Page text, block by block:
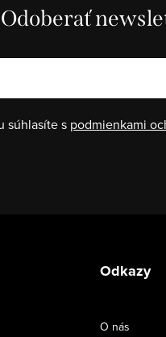
Odoberať
súhlasíte s podmienkami
Odkazy
O nás